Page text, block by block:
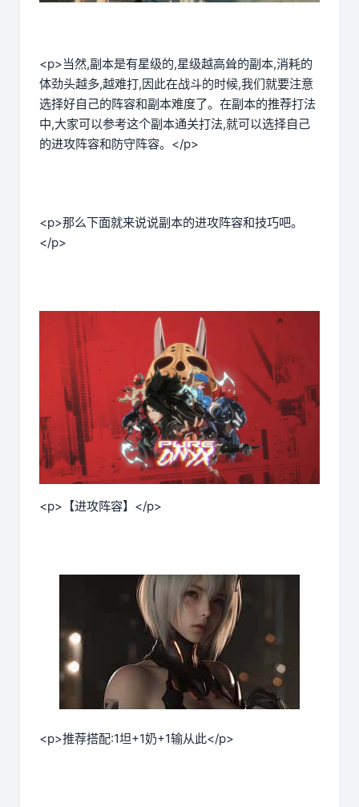
<p>当然,副本是有星级的,星级越高耸的副本,消耗的
体劲头越多,越难打,因此在战斗的时候,我们就要注意
选择好自己的阵容和副本难度了。在副本的推荐打法
中,大家可以参考这个副本通关打法,就可以选择自己
的进攻阵容和防守阵容。</p>
<p>那么下面就来说说副本的进攻阵容和技巧吧。
</p>
<p>【进攻阵容】</p>
<p>推荐搭配:1坦+1奶+1输从此</p>